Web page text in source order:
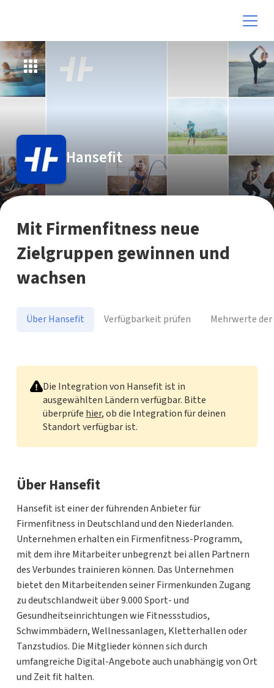
Hansefit
Mit Firmenfitness neue
Zielgruppen gewinnen und
wachsen
Über Hansefit Verfügbarkeit prüfen Mehrwerte
Die Integration von Hansefit ist in
ausgewählten Ländern verfügbar. Bitte
überprüfe hier, ob die Integration für deinen
Standort verfügbar ist.
Über Hansefit
Hansefit ist einer der führenden Anbieter für
Firmenfitness in Deutschland und den Niederlanden.
Unternehmen erhalten ein Firmenfitness-Programm,
mit dem ihre Mitarbeiter unbegrenzt bei allen Partnern
des Verbundes trainieren können. Das Unternehmen
bietet den Mitarbeitenden seiner Firmenkunden Zugang
zu deutschlandweit über 9.000 Sport- und
Gesundheitseinrichtungen wie Fitnessstudios,
Schwimmbädern, Wellnessanlagen, Kletterhallen oder
Tanzstudios. Die Mitglieder können sich durch
umfangreiche Digital-Angebote auch unabhängig von Ort
und Zeit fit halten.